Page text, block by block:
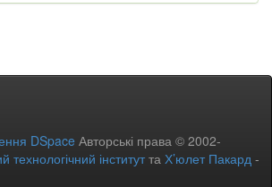
DSpace Авторські права © 2002-
технологічний інститутта Х’юлет Пакард -